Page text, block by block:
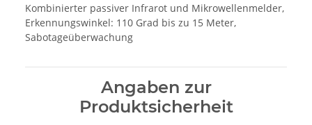
Kombinierter passiver Infrarot und Mikrowellenmelder,
Erkennungswinkel: 110 Grad bis zu 15 Meter,
Sabotageüberwachung
Angaben zur
Produktsicherheit